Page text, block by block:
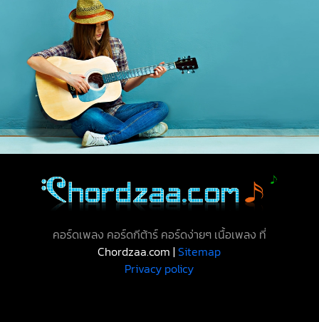
คอร์ดเพลง คอร์ดกีต้าร์ คอร์ดง่ายๆ เนื้อเพลง ที่
Chordzaa.com |Sitemap
Privacy policy